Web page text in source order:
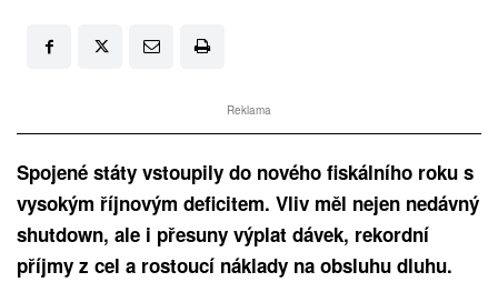
Reklama
Spojené státy vstoupily do nového fiskálního roku s
vysokým říjnovým deficitem. Vliv měl nejen nedávný
shutdown, ale i přesuny výplat dávek, rekordní
příjmy z cel a rostoucí náklady na obsluhu dluhu.